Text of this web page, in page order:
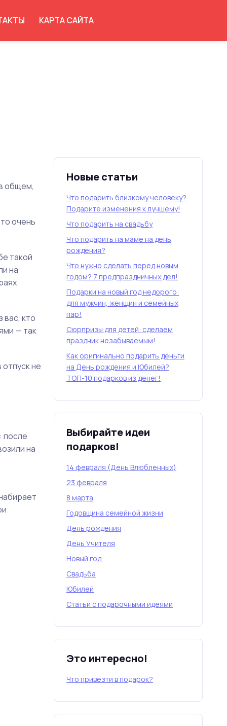
КАРТА САЙТА
общем,
очень
такой
на
вас, кто
— так
не
после
на
Новые статьи
Что подарить близкому человеку?
Подарите изменения к лучшему!
Что подарить на свадьбу
Что подарить на маме на день
рождения?
Что нужно сделать перед новым
годом? 7 предпраздничных дел!
Подарки на новый год недорого:
для мужчин, женщин и семейных
пар!
Сюрпризы для детей: сделаем
праздник незабываемым!
Как оригинально подарить деньги
на День рождения и Юбилей?
ТОП-10 подарков из денег!
Выбирайте идеи
подарков!
14 февраля (День Влюбленных)
23 февраля
8 марта
Годовщина семейной жизни
День рождения
День Учителя
Новый год
Свадьба
Юбилей
Статьи с подарочными идеями
Это интересно!
Что привезти в подарок?